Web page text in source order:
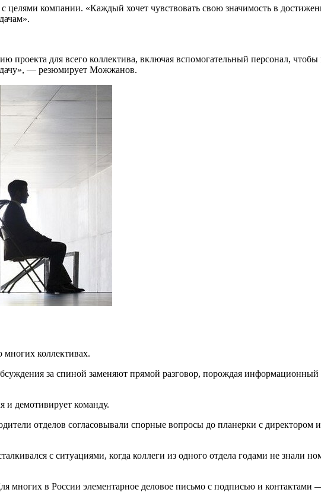
компании. «Каждый хочет чувствовать свою значимость в
проекта для всего коллектива, включая вспомогательный персонал,
— резюмирует Можжанов.
коллективах.
за спиной заменяют прямой разговор, порождая
и демотивирует команду.
отделов согласовывали спорные вопросы до планерки с
с ситуациями, когда коллеги из одного отдела годами не знали
многих в России элементарное деловое письмо с подписью и